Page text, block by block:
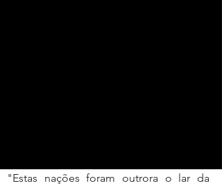
"Estas nações foram outrora o lar da